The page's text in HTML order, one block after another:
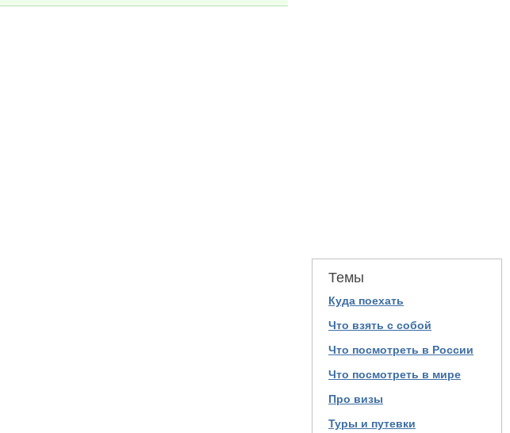
Темы
Куда поехать
Что взять с собой
Что посмотреть в России
Что посмотреть в мире
Про визы
Туры и путевки